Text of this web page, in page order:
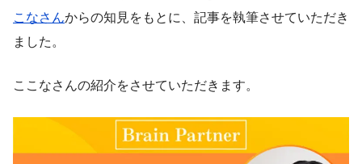
こなさんからの知見をもとに、記事を執筆させていただき
ました。
ここなさんの紹介をさせていただきます。